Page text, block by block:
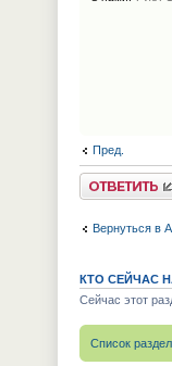
Пред.
Ответить
Вернуться в
КТО СЕЙЧАС
Сейчас этот
Список